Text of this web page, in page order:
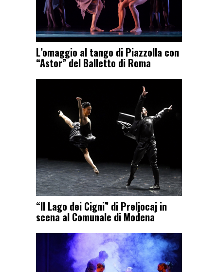
L’omaggio al tango di Piazzolla con
“Astor” del Balletto di Roma
“Il Lago dei Cigni” di Preljocaj in
scena al Comunale di Modena